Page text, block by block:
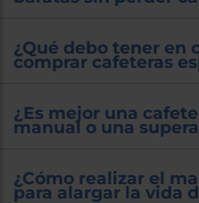
¿Qué debo tener en
comprar cafeteras
¿Es mejor una
manual o una
¿Cómo realizar el
para alargar la vida